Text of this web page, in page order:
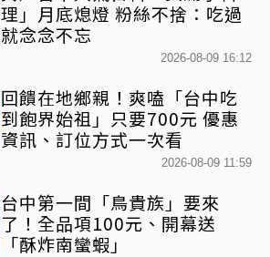
理」月底熄燈 粉絲不捨：吃過
就念念不忘
2026-08-09 16:12
回饋在地鄉親！爽嗑「台中吃
到飽界始祖」只要700元 優惠
資訊、訂位方式一次看
2026-08-09 11:59
台中第一間「鳥貴族」要來
了！全品項100元、開幕送
「酥炸南蠻蝦」